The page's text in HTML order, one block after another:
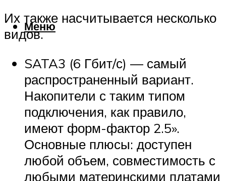
Меню
Их также насчитывается несколько
видов.
SATA3 (6 Гбит/с) — самый
распространенный вариант.
Накопители с таким типом
подключения, как правило,
имеют форм-фактор 2.5».
Основные плюсы: доступен
любой объем, совместимость с
любыми материнскими платами